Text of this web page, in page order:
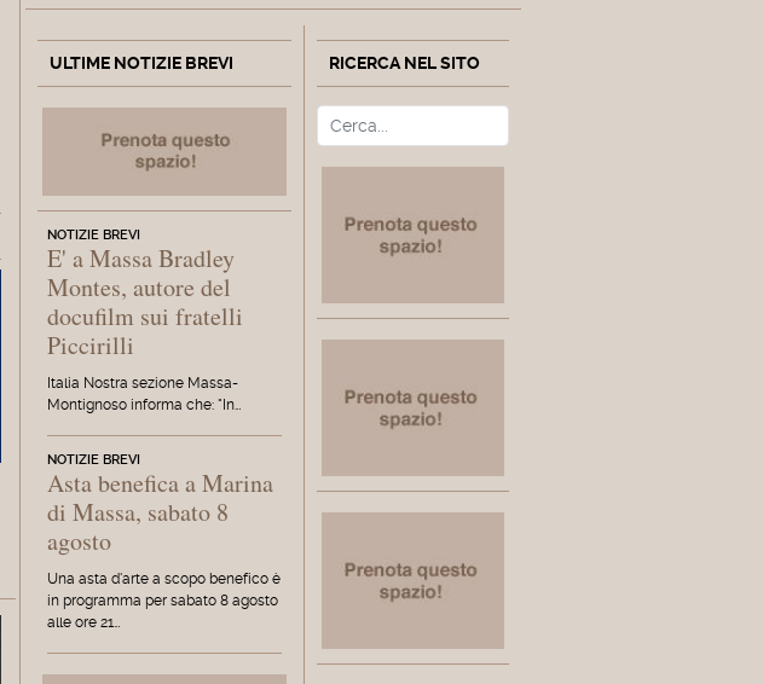
ULTIME NOTIZIE BREVI
NOTIZIE BREVI
E' a Massa Bradley
Montes, autore del
docufilm sui fratelli
Piccirilli
Italia Nostra sezione Massa-
Montignoso informa che: "In…
NOTIZIE BREVI
Asta benefica a Marina
di Massa, sabato 8
agosto
Una asta d'arte a scopo benefico è
in programma per sabato 8 agosto
alle ore 21…
RICERCA NEL SITO
Cerca Type 2 or more characters